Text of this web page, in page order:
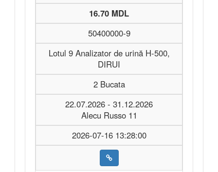
16.70 MDL
50400000-9
Lotul 9 Analizator de urină H-500,
DIRUI
2 Bucata
22.07.2026 - 31.12.2026
Alecu Russo 11
2026-07-16 13:28:00